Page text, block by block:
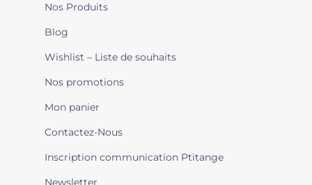
Nos Produits
Blog
Wishlist – Liste de souhaits
Nos promotions
Mon panier
Contactez-Nous
Inscription communication Ptitange
Newsletter